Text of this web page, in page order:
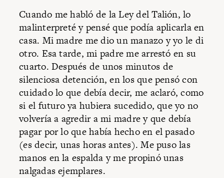
Cuando me habló de la Ley del Talión, lo
malinterpreté y pensé que podía aplicarla en
casa. Mi madre me dio un manazo y yo le di
otro. Esa tarde, mi padre me arrestó en su
cuarto. Después de unos minutos de
silenciosa detención, en los que pensó con
cuidado lo que debía decir, me aclaró, como
si el futuro ya hubiera sucedido, que yo no
volvería a agredir a mi madre y que debía
pagar por lo que había hecho en el pasado
(es decir, unas horas antes). Me puso las
manos en la espalda y me propinó unas
nalgadas ejemplares.